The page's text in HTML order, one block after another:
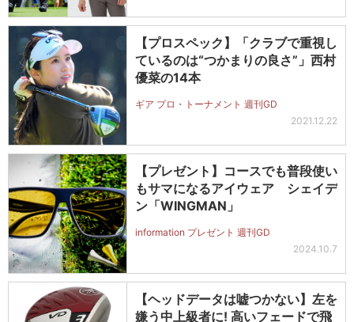
【プロスペック】「クラブで重視し
ているのは“つかまりの良さ”」西村
優菜の14本
ギア プロ・トーナメント 週刊GD
2021.12.22
【プレゼント】コースでも普段使い
もサマになるアイウェア シェイデ
ン「WINGMAN」
information プレゼント 週刊GD
2024.10.7
【ヘッドデータは嘘つかない】左を
嫌う中上級者に! 高いフェードで飛